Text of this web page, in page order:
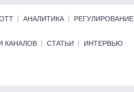
АНАЛИТИКА РЕГУЛИРОВАНИЕ
КАНАЛОВ СТАТЬИ ИНТЕРВЬЮ